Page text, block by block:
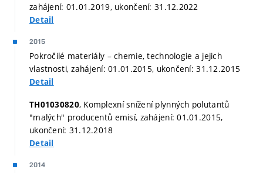
zahájení: 01.01.2019, ukončení: 31.12.2022
Detail
2015
Pokročilé materiály – chemie, technologie a jejich
vlastnosti, zahájení: 01.01.2015, ukončení: 31.12.2015
Detail
TH01030820, Komplexní snížení plynných polutantů
"malých" producentů emisí, zahájení: 01.01.2015,
ukončení: 31.12.2018
Detail
2014